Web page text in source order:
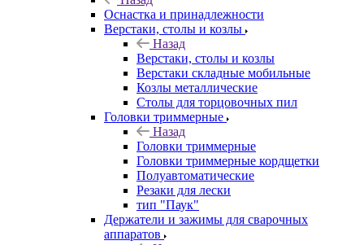
Оснастка и принадлежности
Верстаки, столы и козлы
Назад
Верстаки, столы и козлы
Верстаки складные мобильные
Козлы металлические
Столы для торцовочных пил
Головки триммерные
Назад
Головки триммерные
Головки триммерные кордщетки
Полуавтоматические
Резаки для лески
тип "Паук"
Держатели и зажимы для сварочных
аппаратов